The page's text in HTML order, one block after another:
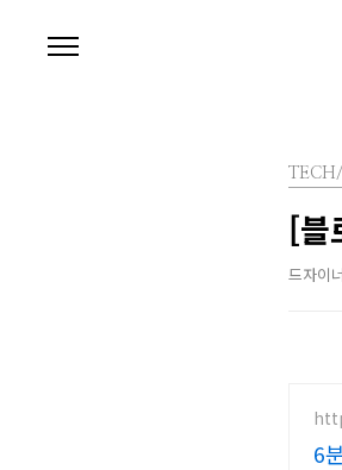
[블
드자이
6